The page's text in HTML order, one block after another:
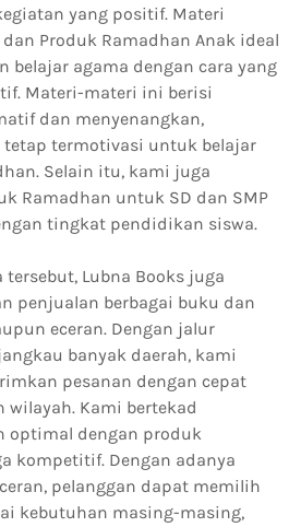
yang positif. Materi
Produk Ramadhan Anak ideal
belajar agama dengan cara yang
Materi-materi ini berisi
dan menyenangkan,
tetap termotivasi untuk belajar
Selain itu, kami juga
Ramadhan untuk SD dan SMP
tingkat pendidikan siswa.
Lubna Books juga
penjualan berbagai buku dan
eceran. Dengan jalur
banyak daerah, kami
pesanan dengan cepat
wilayah. Kami bertekad
optimal dengan produk
kompetitif. Dengan adanya
pelanggan dapat memilih
kebutuhan masing-masing,